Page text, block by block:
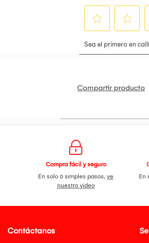
Compartir producto
Compra fácil y seguro
En solo 6 simples pasos,ve
nuestro video
En
Contáctanos